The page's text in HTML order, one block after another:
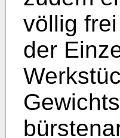
völlig
der